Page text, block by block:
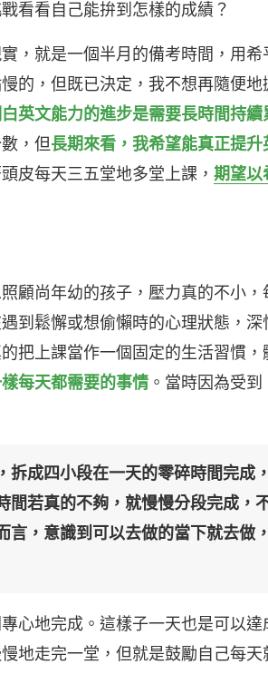
看看自己能拚到怎樣的成績？
，就是一個半月的備考時間，用希
的，但既已決定，我不想再隨便地
英文能力的進步是需要長時間持續
，但長期來看，我希望能真正提升
皮每天三五堂地多堂上課， 期望以
顧尚年幼的孩子，壓力真的不小，
到鬆懈或想偷懶時的心理狀態，深
把上課當作一個固定的生活習慣，
每天都需要的事情 。當時因為受
拆成四小段在一天的零碎時間完成
間若真的不夠，就慢慢分段完成，
言，意識到可以去做的當下就去做
心地完成。這樣子一天也是可以達
地走完一堂，但就是鼓勵自己每天